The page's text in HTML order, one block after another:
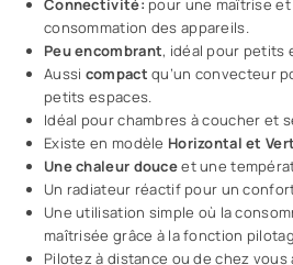
Connectivité: pour une maîtrise
consommation des appareils.
Peu encombrant, idéal pour petits
Aussi compact qu’un convecteur
petits espaces.
Idéal pour chambres à coucher et
Existe en modèle Horizontal et
Une chaleur douceet une
Un radiateur réactif pour un
Une utilisation simple où la
maîtrisée grâce à la fonction
Pilotez à distance ou de chez vous